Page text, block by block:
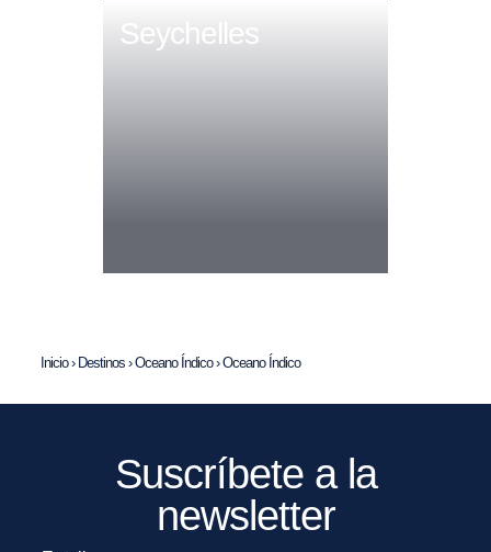
Seychelles
Inicio› Destinos ›Oceano Índico›Oceano Índico
Suscríbete a la
newsletter